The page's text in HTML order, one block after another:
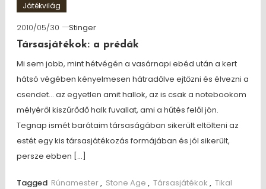
Játékvilág
2010/05/30
Stinger
Társasjátékok: a prédák
Mi sem jobb, mint hétvégén a vasárnapi ebéd után a kert
hátsó végében kényelmesen hátradőlve ejtőzni és élvezni a
csendet… az egyetlen amit hallok, az is csak a notebookom
mélyéről kiszűrődő halk fuvallat, ami a hűtés felől jön.
Tegnap ismét barátaim társaságában sikerült eltölteni az
estét egy kis társasjátékozás formájában és jól sikerült,
persze ebben […]
Tagged Rúnamester, Stone Age , Társasjátékok , Tikal